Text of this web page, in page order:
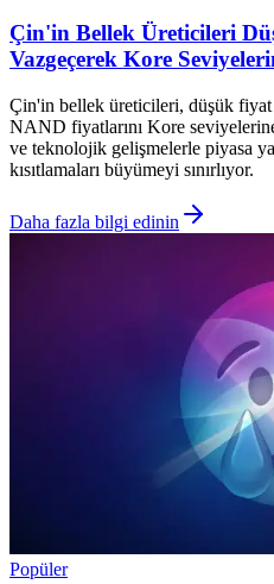
Çin'in Bellek Üreticileri
Vazgeçerek Kore
Çin'in bellek üreticileri, düşük
NAND fiyatlarını Kore seviyelerine
ve teknolojik gelişmelerle piyasa
kısıtlamaları büyümeyi sınırlıyor.
Daha fazla bilgi edinin
Popüler